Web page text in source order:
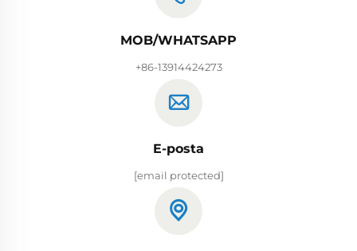
MOB/WHATSAPP
+86-13914424273
E-posta
[email protected]